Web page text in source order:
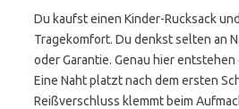
Du kaufst einen Kinder-Rucksack
Tragekomfort. Du denkst selten an
oder Garantie. Genau hier
Eine Naht platzt nach dem ersten
Reißverschluss klemmt beim